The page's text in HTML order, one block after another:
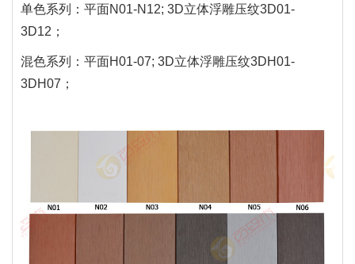
单色系列：平面N01-N12; 3D立体浮雕压纹3D01-
3D12；
混色系列：平面H01-07; 3D立体浮雕压纹3DH01-
3DH07；